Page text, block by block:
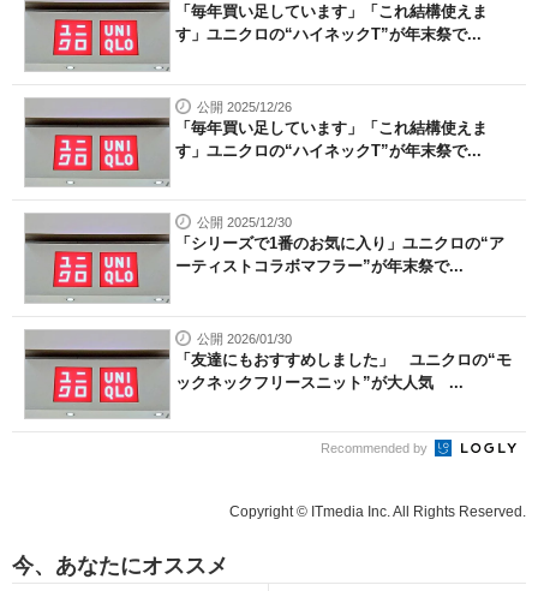
「毎年買い足しています」「これ結構使えま
す」ユニクロの“ハイネックT”が年末祭で...
公開 2025/12/26
「毎年買い足しています」「これ結構使えま
す」ユニクロの“ハイネックT”が年末祭で...
公開 2025/12/30
「シリーズで1番のお気に入り」ユニクロの“ア
ーティストコラボマフラー”が年末祭で...
公開 2026/01/30
「友達にもおすすめしました」 ユニクロの“モ
ックネックフリースニット”が大人気 ...
Recommended by
Copyright © ITmedia Inc. All Rights Reserved.
今、あなたにオススメ